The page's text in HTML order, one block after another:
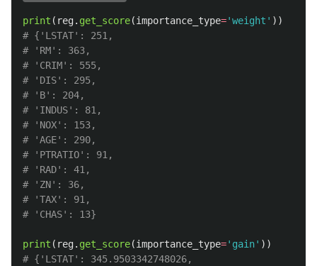
print ( reg. get_score(importance_type='weight ' ))
# {'LSTAT': 251,
# 'RM': 363,
# 'CRIM': 555,
# 'DIS': 295,
# 'B': 204,
# 'INDUS': 81,
# 'NOX': 153,
# 'AGE': 290,
# 'PTRATIO': 91,
# 'RAD': 41,
# 'ZN': 36,
# 'TAX': 91,
print ( reg. get_score(importance_type=' gain' ))
# {'LSTAT': 345.9503342748026,